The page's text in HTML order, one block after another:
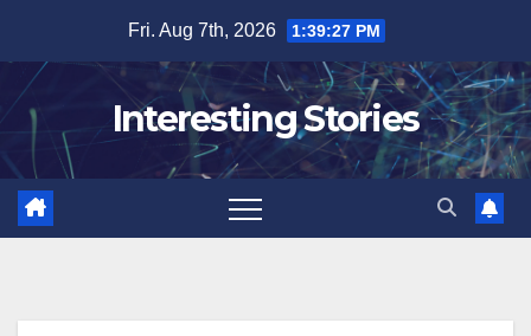
content
Fri. Aug 7th, 2026 1:39:28 PM
Interesting Stories